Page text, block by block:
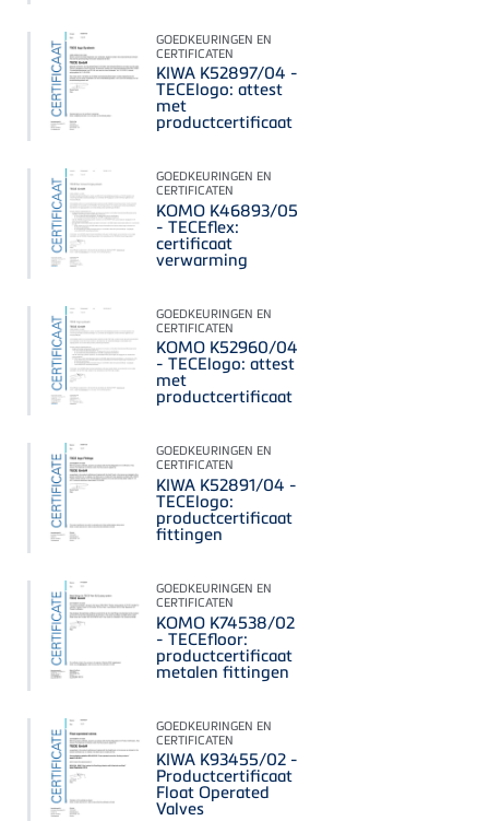
GOEDKEURINGEN EN
CERTIFICATEN
KIWA K52897/04 -
TECElogo: attest
met
productcertificaat
GOEDKEURINGEN EN
CERTIFICATEN
KOMO K46893/05
- TECEflex:
certificaat
verwarming
GOEDKEURINGEN EN
CERTIFICATEN
KOMO K52960/04
- TECElogo: attest
met
productcertificaat
GOEDKEURINGEN EN
CERTIFICATEN
KIWA K52891/04 -
TECElogo:
productcertificaat
fittingen
GOEDKEURINGEN EN
CERTIFICATEN
KOMO K74538/02
- TECEfloor:
productcertificaat
metalen fittingen
GOEDKEURINGEN EN
CERTIFICATEN
KIWA K93455/02 -
Productcertificaat
Float Operated
Valves